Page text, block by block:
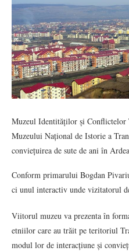
Muzeul Identităților și Conflictelor
Muzeului Național de Istorie a
conviețuirea de sute de ani în
Conform primarului Bogdan
ci unul interactiv unde vizitatorul
Viitorul muzeu va prezenta în
etniilor care au trăit pe teritoriul
modul lor de interacțiune și